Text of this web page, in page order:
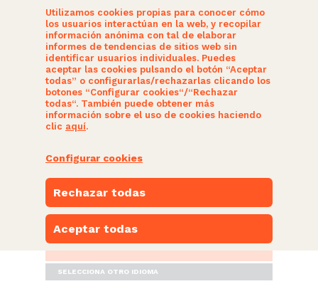
SOM CIUTADANS
ACTUALITAT
PARTICIPA
ESPACIO NARANJA
SELECCIONA OTRO IDIOMA
Utilizamos cookies propias para conocer cómo
los usuarios interactúan en la web, y recopilar
información anónima con tal de elaborar
informes de tendencias de sitios web sin
identificar usuarios individuales. Puedes
aceptar las cookies pulsando el botón “Aceptar
todas” o configurarlas/rechazarlas clicando los
botones “Configurar cookies“/“Rechazar
todas“. También puede obtener más
información sobre el uso de cookies haciendo
clic aquí.
Configurar cookies
Rechazar todas
Aceptar todas